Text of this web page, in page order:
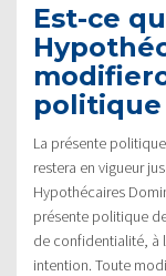
Est-ce
La présente
restera en vigueur
Hypothécaires
présente politique
de confidentialité, à
intention. Toute